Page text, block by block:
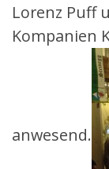
Lorenz Puff
Kompanien
anwesend.